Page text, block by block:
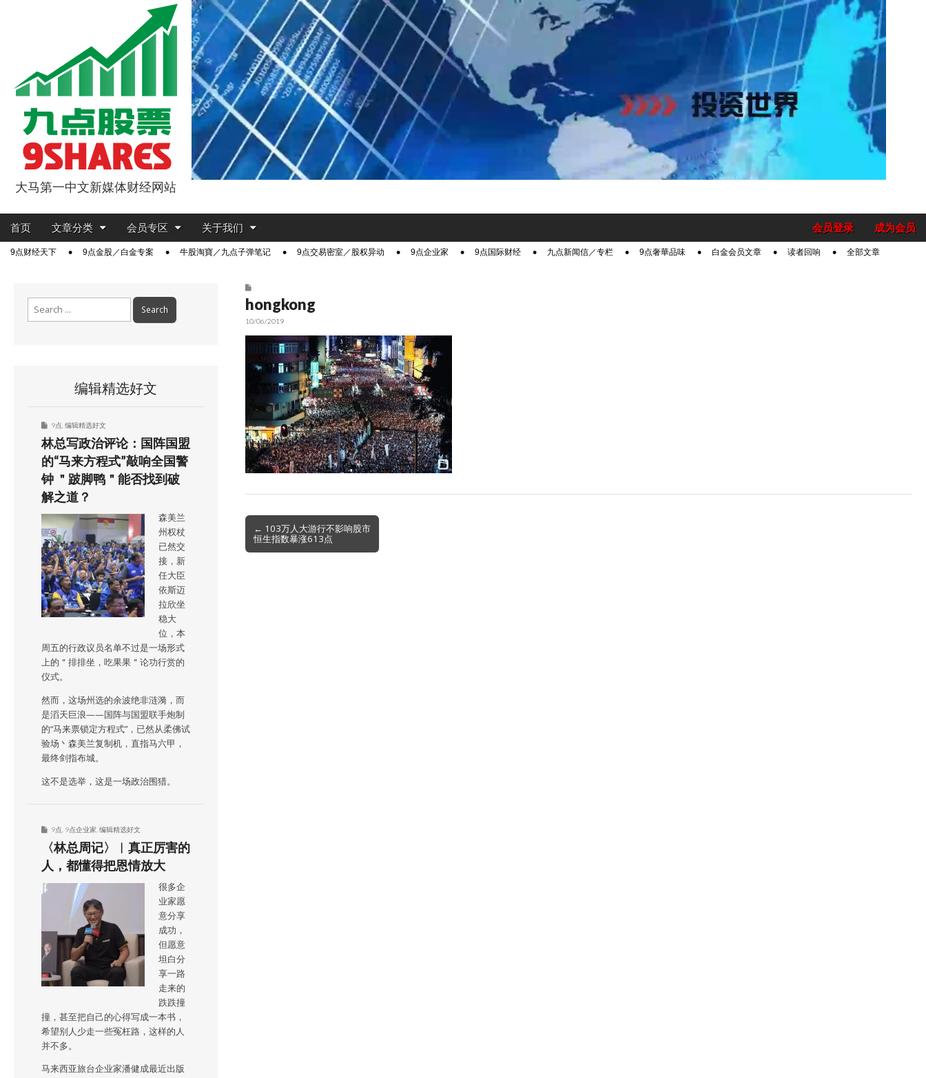
9点股票
大马第一中文新媒体财经网站
Main
Skip
content
首页 文章分类 会员专区 关于我们 成为会员
会员登录
Sub9点财经天下 9点金股／白金专案 牛股淘寶／九点子弹笔记 9点交易密室／股权异动 9点企业家 9点国际财经 九点新闻信／专栏 9点奢華品味 白金会员文章 读者回响 全部文章
hongkong
10/06/2019
Post
navigation
← 103万人大游行不影响股市
恒生指数暴涨613点
编辑精选好文
9点 编辑精选好文
林总写政治评论：国阵国盟
的“马来方程式”敲响全国警
钟 ＂跛脚鸭＂能否找到破
解之道？
森美兰
州权杖
已然交
接，新
任大臣
依斯迈
拉欣坐
稳大
位，本
周五的行政议员名单不过是一场形式
上的＂排排坐，吃果果＂论功行赏的
仪式。
然而，这场州选的余波绝非涟漪，而
是滔天巨浪——国阵与国盟联手炮制
的“马来票锁定方程式”，已然从柔佛试
验场丶森美兰复制机，直指马六甲，
最终剑指布城。
这不是选举，这是一场政治围猎。
9点 9点企业家 编辑精选好文
〈林总周记〉︱真正厉害的
人，都懂得把恩情放大
很多企
业家愿
意分享
成功，
但愿意
坦白分
享一路
走来的
跌跌撞
撞，甚至把自己的心得写成一本书，
希望别人少走一些冤枉路，这样的人
并不多。
马来西亚旅台企业家潘健成最近出版